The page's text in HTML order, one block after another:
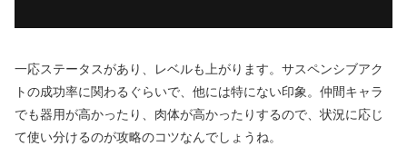
一応ステータスがあり、レベルも上がります。サスペンシブアク
トの成功率に関わるぐらいで、他には特にない印象。仲間キャラ
でも器用が高かったり、肉体が高かったりするので、状況に応じ
て使い分けるのが攻略のコツなんでしょうね。